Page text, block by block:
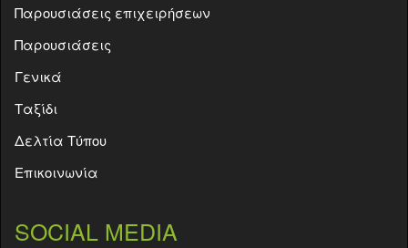
Παρουσιάσεις επιχειρήσεων
Παρουσιάσεις
Γενικά
Ταξίδι
Δελτία Τύπου
Επικοινωνία
SOCIAL MEDIA